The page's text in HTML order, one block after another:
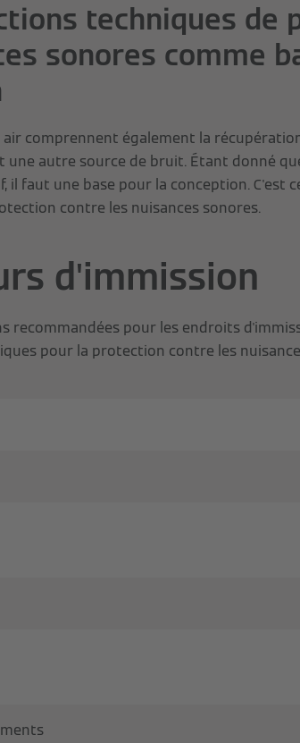
techniques de
sonores comme
air comprennent également la
une autre source de bruit. Étant donné
il faut une base pour la conception. C'est
contre les nuisances sonores.
d'immission
recommandées pour les endroits
pour la protection contre les